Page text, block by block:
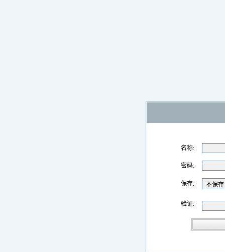
名称:
密码:
保存:
验证: